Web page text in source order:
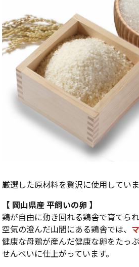
厳選した原材料を贅沢に使用していま
【 岡山県産 平飼いの卵 】
鶏が自由に動き回れる鶏舎で育てら
空気の澄んだ山間にある鶏舎では、
健康な母鶏が産んだ健康な卵をたっ
せんべいに仕上がっています。